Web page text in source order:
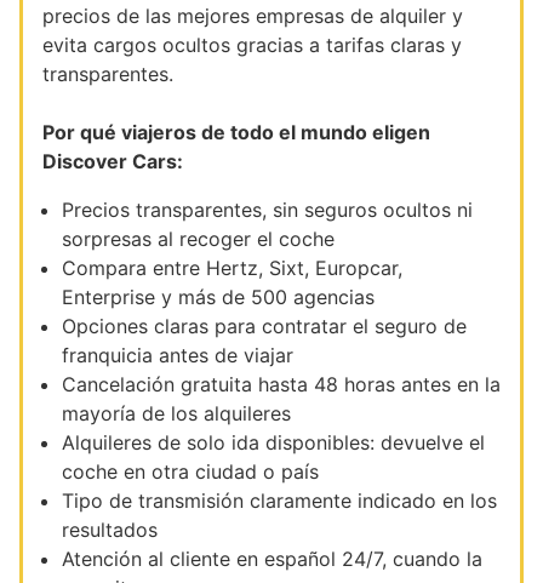
precios de las mejores empresas de alquiler y
evita cargos ocultos gracias a tarifas claras y
transparentes.
Por qué viajeros de todo el mundo eligen
Discover Cars:
Precios transparentes, sin seguros ocultos ni
sorpresas al recoger el coche
Compara entre Hertz, Sixt, Europcar,
Enterprise y más de 500 agencias
Opciones claras para contratar el seguro de
franquicia antes de viajar
Cancelación gratuita hasta 48 horas antes en la
mayoría de los alquileres
Alquileres de solo ida disponibles: devuelve el
coche en otra ciudad o país
Tipo de transmisión claramente indicado en los
resultados
Atención al cliente en español 24/7, cuando la